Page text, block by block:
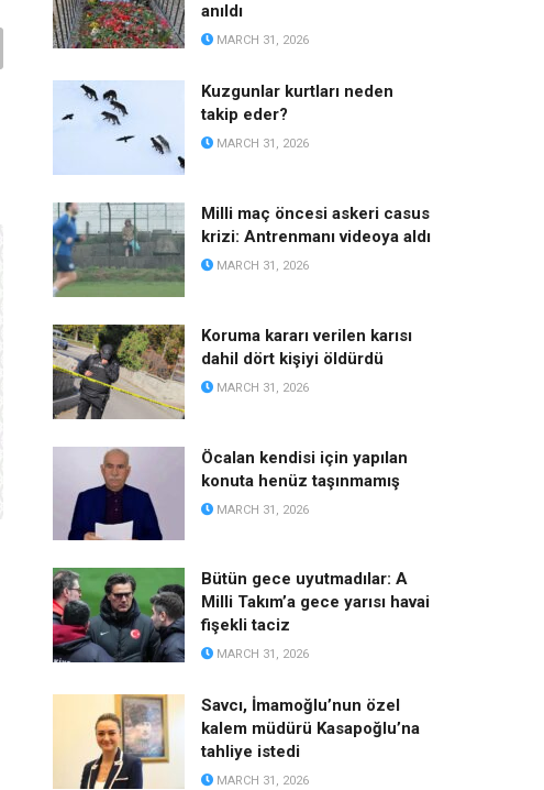
anıldı
MARCH 31, 2026
Kuzgunlar kurtları neden
takip eder?
MARCH 31, 2026
Milli maç öncesi askeri casus
krizi: Antrenmanı videoya aldı
MARCH 31, 2026
Koruma kararı verilen karısı
dahil dört kişiyi öldürdü
MARCH 31, 2026
Öcalan kendisi için yapılan
konuta henüz taşınmamış
MARCH 31, 2026
Bütün gece uyutmadılar: A
Milli Takım’a gece yarısı havai
fişekli taciz
MARCH 31, 2026
Savcı, İmamoğlu’nun özel
kalem müdürü Kasapoğlu’na
tahliye istedi
MARCH 31, 2026